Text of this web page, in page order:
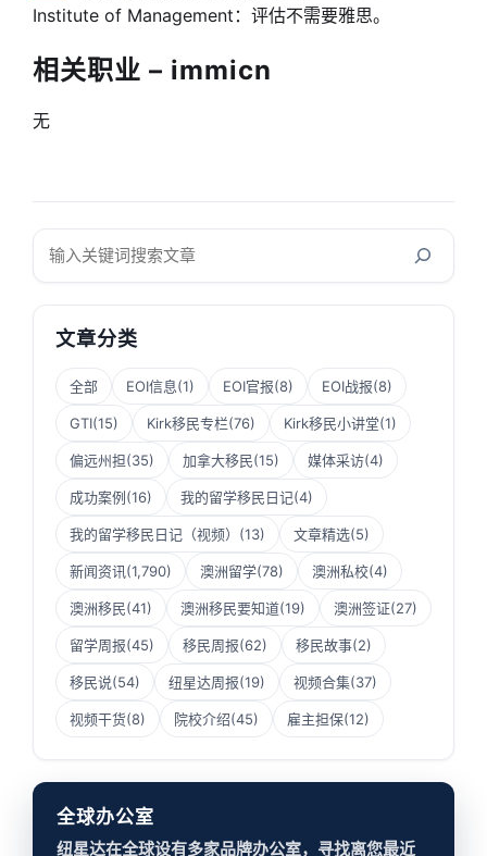
Institute of Management：评估不需要雅思。
相关职业 – immicn
无
搜
文章分类
全部 EOI信息(1) EOI官报(8) EOI战报(8)
GTI(15) Kirk移民专栏(76) Kirk移民小讲堂(1)
偏远州担(35) 加拿大移民(15) 媒体采访(4)
成功案例(16) 我的留学移民日记(4)
我的留学移民日记（视频） (13) 文章精选(5)
新闻资讯(1,790) 澳洲留学(78) 澳洲私校(4)
澳洲移民(41) 澳洲移民要知道(19) 澳洲签证(27)
留学周报(45) 移民周报(62) 移民故事(2)
移民说(54) 纽星达周报(19) 视频合集(37)
视频干货(8) 院校介绍(45) 雇主担保(12)
全球办公室
纽星达在全球设有多家品牌办公室，寻找离您最近